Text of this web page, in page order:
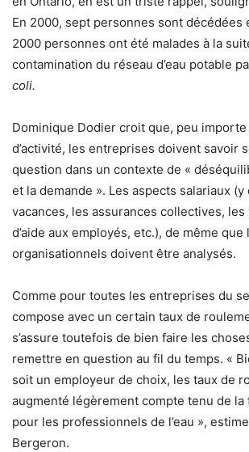
En 2000, sept personnes sont décédées
2000 personnes ont été malades à la
contamination du réseau d’eau potable
coli.
Dominique Dodier croit que, peu
d’activité, les entreprises doivent savoir
question dans un contexte de «
et la demande ». Les aspects salariaux
vacances, les assurances collectives, les
d’aide aux employés, etc.), de même que
organisationnels doivent être analysés.
Comme pour toutes les entreprises du
compose avec un certain taux de
s’assure toutefois de bien faire les
remettre en question au fil du temps. «
soit un employeur de choix, les taux de
augmenté légèrement compte tenu de la
pour les professionnels de l’eau »,
Bergeron.